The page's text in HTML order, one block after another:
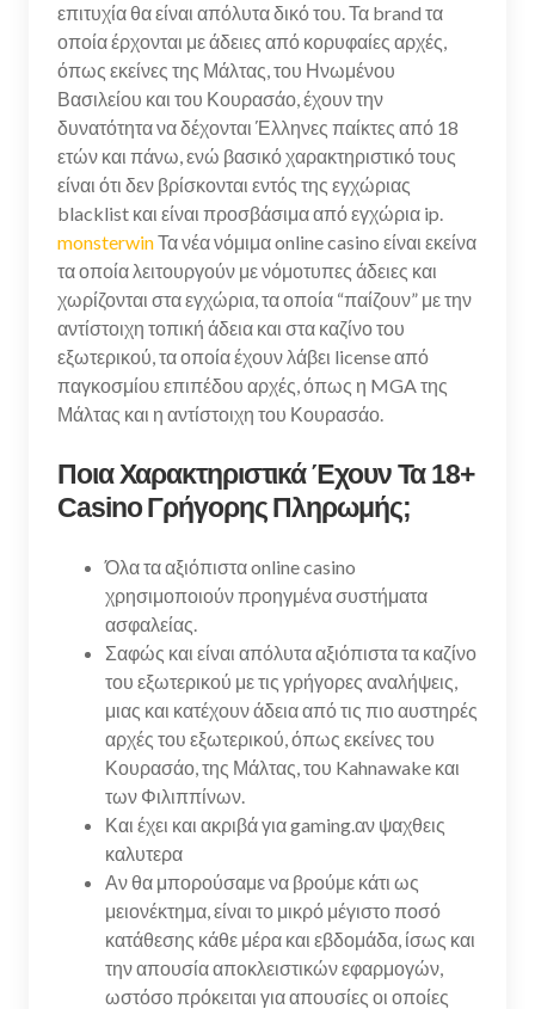
επιτυχία θα είναι απόλυτα δικό του. Τα brand τα
οποία έρχονται με άδειες από κορυφαίες αρχές,
όπως εκείνες της Μάλτας, του Ηνωμένου
Βασιλείου και του Κουρασάο, έχουν την
δυνατότητα να δέχονται Έλληνες παίκτες από 18
ετών και πάνω, ενώ βασικό χαρακτηριστικό τους
είναι ότι δεν βρίσκονται εντός της εγχώριας
blacklist και είναι προσβάσιμα από εγχώρια ip.
monsterwinΤα νέα νόμιμα online casino είναι εκείνα
τα οποία λειτουργούν με νόμοτυπες άδειες και
χωρίζονται στα εγχώρια, τα οποία “παίζουν” με την
αντίστοιχη τοπική άδεια και στα καζίνο του
εξωτερικού, τα οποία έχουν λάβει license από
παγκοσμίου επιπέδου αρχές, όπως η MGA της
Μάλτας και η αντίστοιχη του Κουρασάο.
Ποια Χαρακτηριστικά Έχουν Τα 18+
Casino Γρήγορης Πληρωμής;
Όλα τα αξιόπιστα online casino
χρησιμοποιούν προηγμένα συστήματα
ασφαλείας.
Σαφώς και είναι απόλυτα αξιόπιστα τα καζίνο
του εξωτερικού με τις γρήγορες αναλήψεις,
μιας και κατέχουν άδεια από τις πιο αυστηρές
αρχές του εξωτερικού, όπως εκείνες του
Κουρασάο, της Μάλτας, του Kahnawake και
των Φιλιππίνων.
Και έχει και ακριβά για gaming.αν ψαχθεις
καλυτερα
Αν θα μπορούσαμε να βρούμε κάτι ως
μειονέκτημα, είναι το μικρό μέγιστο ποσό
κατάθεσης κάθε μέρα και εβδομάδα, ίσως και
την απουσία αποκλειστικών εφαρμογών,
ωστόσο πρόκειται για απουσίες οι οποίες